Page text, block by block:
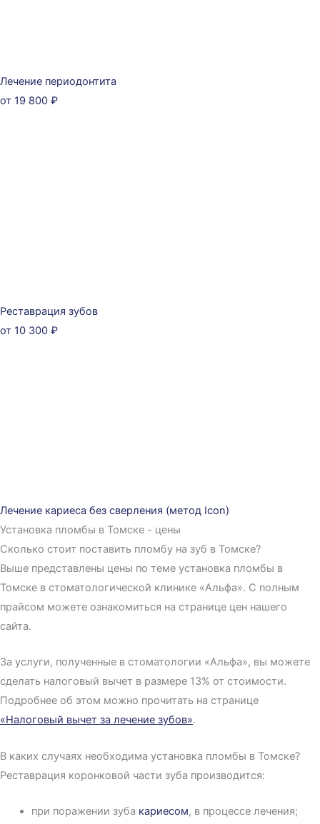
Лечение периодонтита
от 19 800 ₽
Реставрация зубов
от 10 300 ₽
Лечение кариеса без сверления (метод Icon)
Установка пломбы в Томске - цены
Сколько стоит поставить пломбу на зуб в Томске?
Выше представлены цены по теме установка пломбы в
Томске в стоматологической клинике «Альфа». С полным
прайсом можете ознакомиться на странице цен нашего
сайта.
За услуги, полученные в стоматологии «Альфа», вы можете
сделать налоговый вычет в размере 13% от стоимости.
Подробнее об этом можно прочитать на странице
«Налоговый вычет за лечение зубов».
В каких случаях необходима установка пломбы в Томске?
Реставрация коронковой части зуба производится:
при поражении зуба кариесом, в процессе лечения;